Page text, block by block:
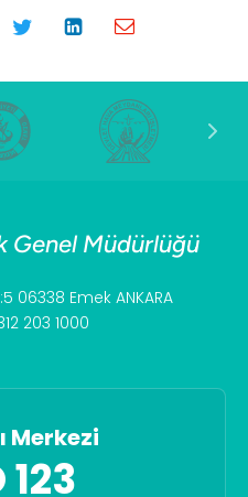
Genel Müdürlüğü
06338 Emek ANKARA
203 1000
Merkezi
123